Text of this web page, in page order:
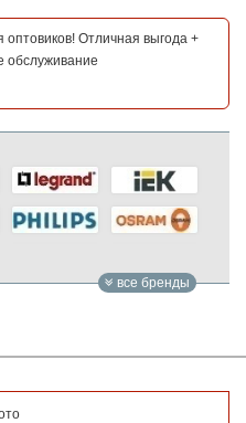
Отличная выгода +
обслуживание
все бренды